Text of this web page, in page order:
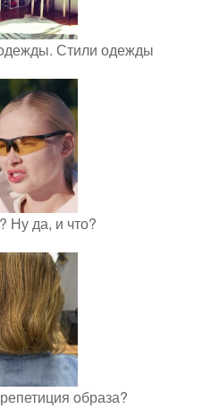
Стили одежды
Ну да, и что?
образа?